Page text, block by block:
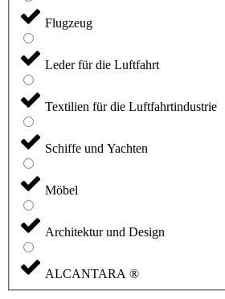
Flugzeug
Leder für die Luftfahrt
Textilien für die Luftfahrtindustrie
Schiffe und Yachten
Möbel
Architektur und Design
ALCANTARA ®